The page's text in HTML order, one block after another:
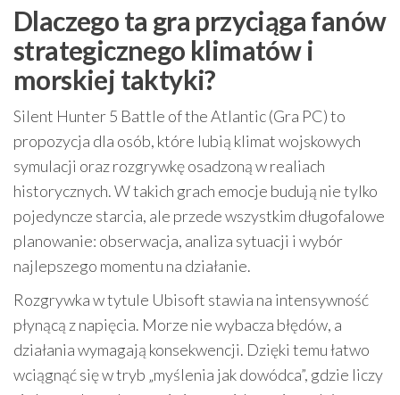
Dlaczego ta gra przyciąga fanów
strategicznego klimatów i
morskiej taktyki?
Silent Hunter 5 Battle of the Atlantic (Gra PC) to
propozycja dla osób, które lubią klimat wojskowych
symulacji oraz rozgrywkę osadzoną w realiach
historycznych. W takich grach emocje budują nie tylko
pojedyncze starcia, ale przede wszystkim długofalowe
planowanie: obserwacja, analiza sytuacji i wybór
najlepszego momentu na działanie.
Rozgrywka w tytule Ubisoft stawia na intensywność
płynącą z napięcia. Morze nie wybacza błędów, a
działania wymagają konsekwencji. Dzięki temu łatwo
wciągnąć się w tryb „myślenia jak dowódca”, gdzie liczy